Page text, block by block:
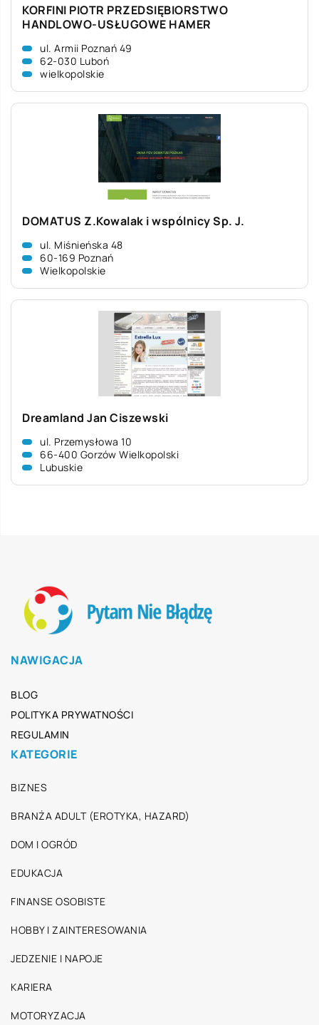
KORFINI PIOTR PRZEDSIĘBIORSTWO
HANDLOWO-USŁUGOWE HAMER
ul. Armii Poznań 49
62-030 Luboń
wielkopolskie
DOMATUS Z.Kowalak i wspólnicy Sp. J.
ul. Miśnieńska 48
60-169 Poznań
Wielkopolskie
Dreamland Jan Ciszewski
ul. Przemysłowa 10
66-400 Gorzów Wielkopolski
Lubuskie
NAWIGACJA
BLOG
POLITYKA PRYWATNOŚCI
REGULAMIN
KATEGORIE
BIZNES
BRANŻA ADULT (EROTYKA, HAZARD)
DOM I OGRÓD
EDUKACJA
FINANSE OSOBISTE
HOBBY I ZAINTERESOWANIA
JEDZENIE I NAPOJE
KARIERA
MOTORYZACJA